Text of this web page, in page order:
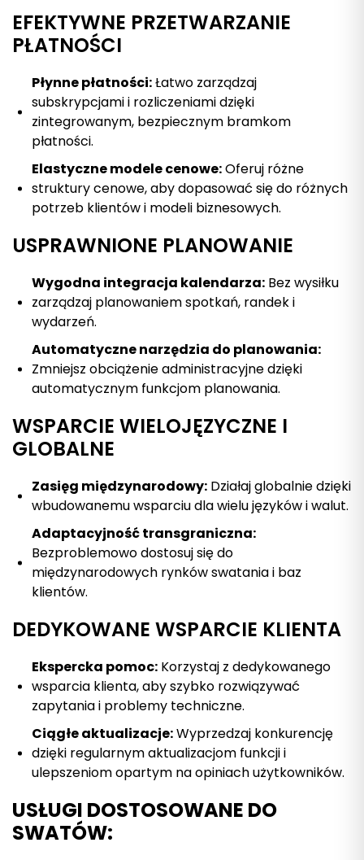
EFEKTYWNE PRZETWARZANIE
PŁATNOŚCI
Płynne płatności:Łatwo zarządzaj
subskrypcjami i rozliczeniami dzięki
zintegrowanym, bezpiecznym bramkom
płatności.
Elastyczne modele cenowe:Oferuj różne
struktury cenowe, aby dopasować się do różnych
potrzeb klientów i modeli biznesowych.
USPRAWNIONE PLANOWANIE
Wygodna integracja kalendarza: Bez wysiłku
zarządzaj planowaniem spotkań, randek i
wydarzeń.
Automatyczne narzędzia do planowania:
Zmniejsz obciążenie administracyjne dzięki
automatycznym funkcjom planowania.
WSPARCIE WIELOJĘZYCZNE I
GLOBALNE
Zasięg międzynarodowy: Działaj globalnie dzięki
wbudowanemu wsparciu dla wielu języków i walut.
Adaptacyjność transgraniczna:
Bezproblemowo dostosuj się do
międzynarodowych rynków swatania i baz
klientów.
DEDYKOWANE WSPARCIE KLIENTA
Ekspercka pomoc: Korzystaj z dedykowanego
wsparcia klienta, aby szybko rozwiązywać
zapytania i problemy techniczne.
Ciągłe aktualizacje:Wyprzedzaj konkurencję
dzięki regularnym aktualizacjom funkcji i
ulepszeniom opartym na opiniach użytkowników.
USŁUGI DOSTOSOWANE DO
SWATÓW: